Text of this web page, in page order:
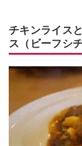
チキンライス
ス（ビーフシ